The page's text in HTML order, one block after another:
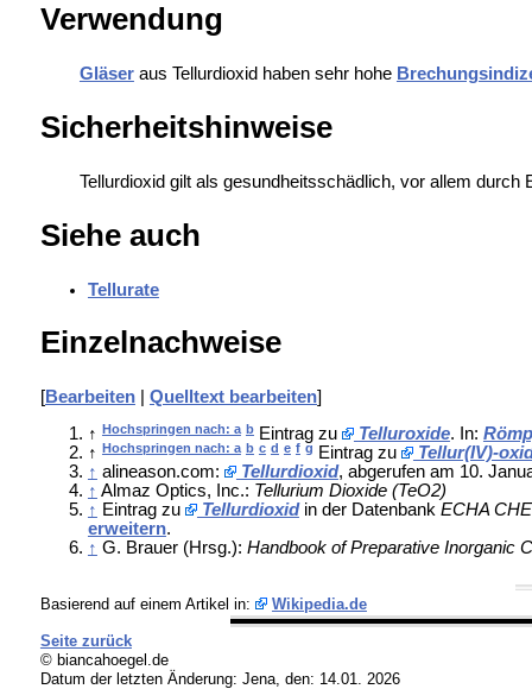
Verwendung
Gläseraus Tellurdioxid haben sehr hohe
Sicherheitshinweise
Tellurdioxid gilt als gesundheitsschädlich, vor allem durch
Siehe auch
Tellurate
Einzelnachweise
[Bearbeiten| Quelltext bearbeiten]
↑ Hochspringen nach: a bEintrag zu Telluroxide. In:
↑ Hochspringen nach: a b c d e f g Eintrag zu
Tellur(IV)-
↑ alineason.com: Tellurdioxid, abgerufen am 10.
↑ Almaz Optics, Inc.: Tellurium Dioxide (TeO2)
↑ Eintrag zu Tellurdioxidin der Datenbank ECHA
erweitern.
↑ G. Brauer (Hrsg.): Handbook of Preparative Inorganic
Basierend auf einem Artikel in: Wikipedia.de
Seite zurück
© biancahoegel.de
Datum der letzten Änderung: Jena, den: 14.01. 2026